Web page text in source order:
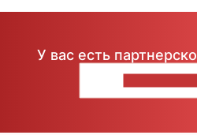
У вас есть